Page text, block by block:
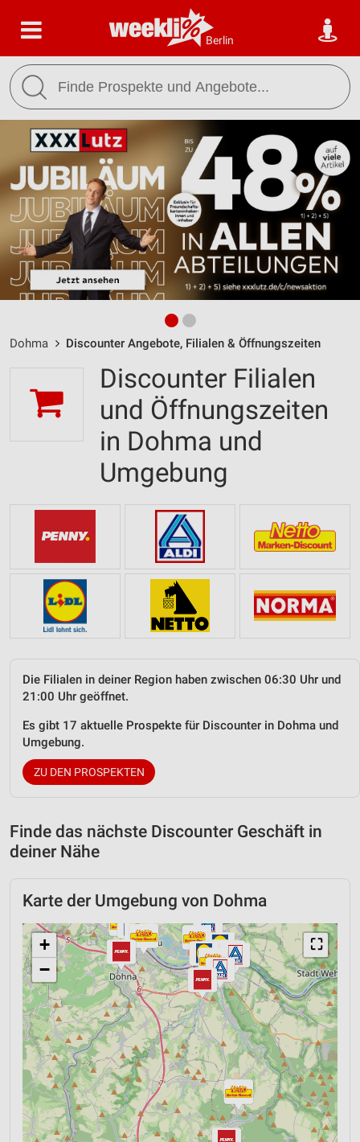
Berlin
Dohma Discounter Angebote, Filialen & Öffnungszeiten
Discounter Filialen
und Öffnungszeiten
in Dohma und
Umgebung
Die Filialen in deiner Region haben zwischen 06:30 Uhr und
21:00 Uhr geöffnet.
Es gibt 17 aktuelle Prospekte für Discounter in Dohma und
Umgebung.
ZU DEN PROSPEKTEN
Finde das nächste Discounter Geschäft in
deiner Nähe
Karte der Umgebung von Dohma
⛶
+
−